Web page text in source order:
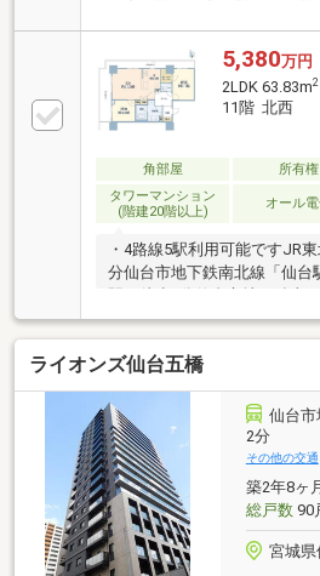
飼育可能（飼育細則による定
るコンシェルジュサービス（
出し可能なクリーンステー
利用可能！通勤通学に便利
活利便施設多数■生活を豊か
ービス（一部有料）■キッチ
■LD部分には床暖房設置☆不
レジデンシャル東日本にお任
は、０１２０－７０１－６０
5,380万円
2LDK 63.83m2
11階 北西
角部屋 所有権
タワーマンション
(階建20階以上)
オール
・4路線5駅利用可能ですJR
分仙台市地下鉄南北線「仙台
駅」徒歩8分仙台市地下鉄東
歩9分JR仙石線「あおば通」
き角住戸・オール電化エコキ
61.64㎡の2LDKタイプ・ディ
処理も可能・免振構造を採用
用・ホテルライクな内廊下仕
ション（規約による制限あり
な各階クリーンステーション
トランクルームあり（月額使
ライオンズ仙台五橋
仙台市
2分
その他の交通
築2年8ヶ
総戸数90
宮城県